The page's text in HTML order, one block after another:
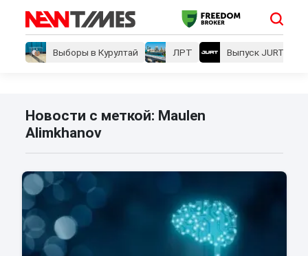
Выборы в Курултай ЛРТ Выпуск JURT
Новости с меткой: Maulen
Alimkhanov